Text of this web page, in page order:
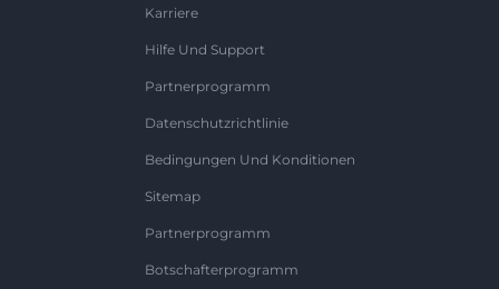
Karriere
Hilfe Und Support
Partnerprogramm
Datenschutzrichtlinie
Bedingungen Und Konditionen
Sitemap
Partnerprogramm
Botschafterprogramm